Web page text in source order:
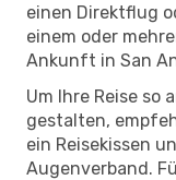
einen Direktflug
einem oder
Ankunft in San
Um Ihre Reise so
gestalten,
ein Reisekissen
Augenverband.